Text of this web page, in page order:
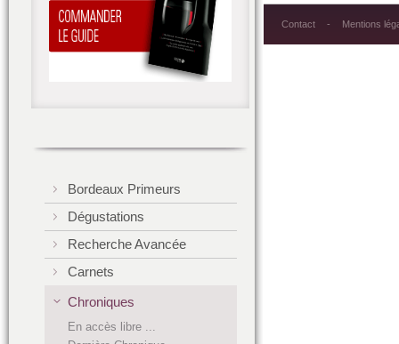
Contact Mentions
Bordeaux Primeurs
Dégustations
Recherche Avancée
Carnets
Chroniques
En accès libre ...